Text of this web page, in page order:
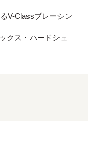
V-Classブレーシン
クス・ハードシェ